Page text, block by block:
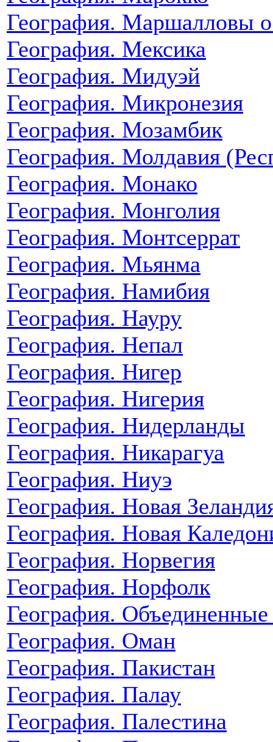
География. Маршалловы
География. Мексика
География. Мидуэй
География. Микронезия
География. Мозамбик
География. Молдавия
География. Монако
География. Монголия
География. Монтсеррат
География. Мьянма
География. Намибия
География. Науру
География. Непал
География. Нигер
География. Нигерия
География. Нидерланды
География. Никарагуа
География. Ниуэ
География. Новая
География. Новая
География. Норвегия
География. Норфолк
География.
География. Оман
География. Пакистан
География. Палау
География. Палестина